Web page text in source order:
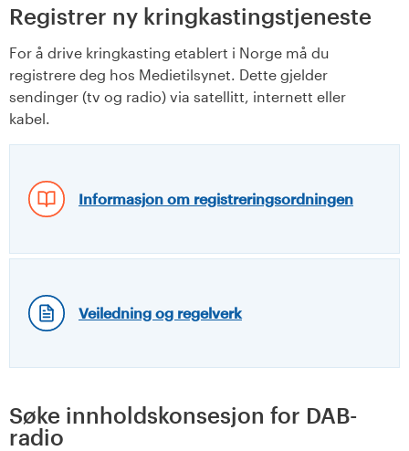
Registrer ny kringkastingstjeneste
For å drive kringkasting etablert i Norge må du
registrere deg hos Medietilsynet. Dette gjelder
sendinger (tv og radio) via satellitt, internett eller
kabel.
Informasjon om registreringsordningen
Veiledning og regelverk
Søke innholdskonsesjon for DAB-
radio